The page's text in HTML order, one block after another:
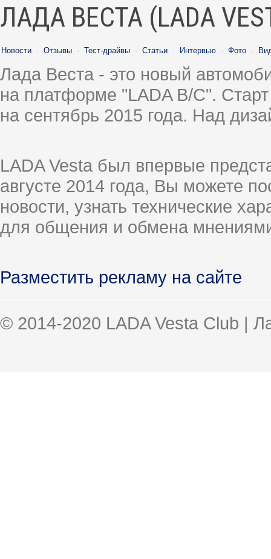
ЛАДА ВЕСТА (LADA
Новости · Отзывы · Тест-драйвы · Статьи · Интервью · Фото ·
Лада Веста - это новый
на платформе "LADA B/C".
на сентябрь 2015 года. Над
LADA Vesta был впервые
августе 2014 года, Вы можете
новости, узнать технические
для общения и обмена
Разместить рекламу на сайте
© 2014-2020 LADA Vesta Club |